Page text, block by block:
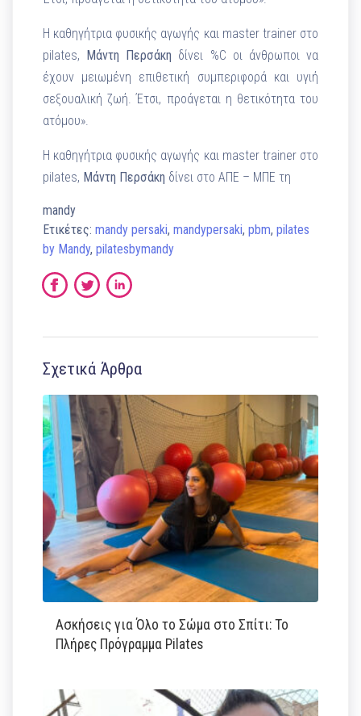
Η καθηγήτρια φυσικής αγωγής και master trainer στο
pilates, Μάντη Περσάκη δίνει %C οι άνθρωποι να
έχουν μειωμένη επιθετική συμπεριφορά και υγιή
σεξουαλική ζωή. Έτσι, προάγεται η θετικότητα του
ατόμου».
Η καθηγήτρια φυσικής αγωγής και master trainer στο
pilates, Μάντη Περσάκη δίνει στο ΑΠΕ – ΜΠΕ τη
mandy
Ετικέτες:mandy persaki,mandypersaki,pbm,pilates
by Mandy,pilatesbymandy
Σχετικά Άρθρα
Ασκήσεις για Όλο το Σώμα στο Σπίτι: Το
Πλήρες Πρόγραμμα Pilates